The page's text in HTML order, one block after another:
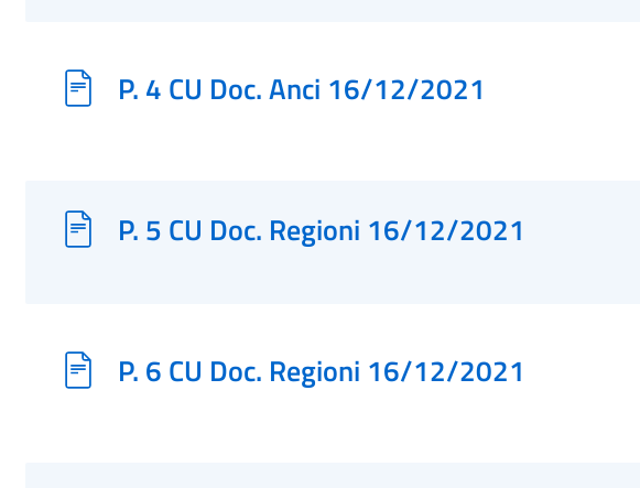
P. 4 CU Doc. Anci 16/12/2021
P. 5 CU Doc. Regioni 16/12/2021
P. 6 CU Doc. Regioni 16/12/2021